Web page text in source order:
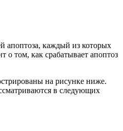
апоптоза, каждый из которых
том, как срабатывает апоптоз
на рисунке ниже.
в следующих